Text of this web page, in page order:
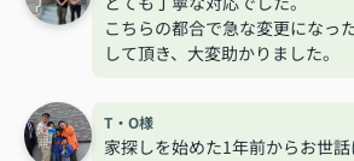
こちらの都合で急な変更になっ
して頂き、大変助かりました。
T・O様
家探しを始めた1年前からお世